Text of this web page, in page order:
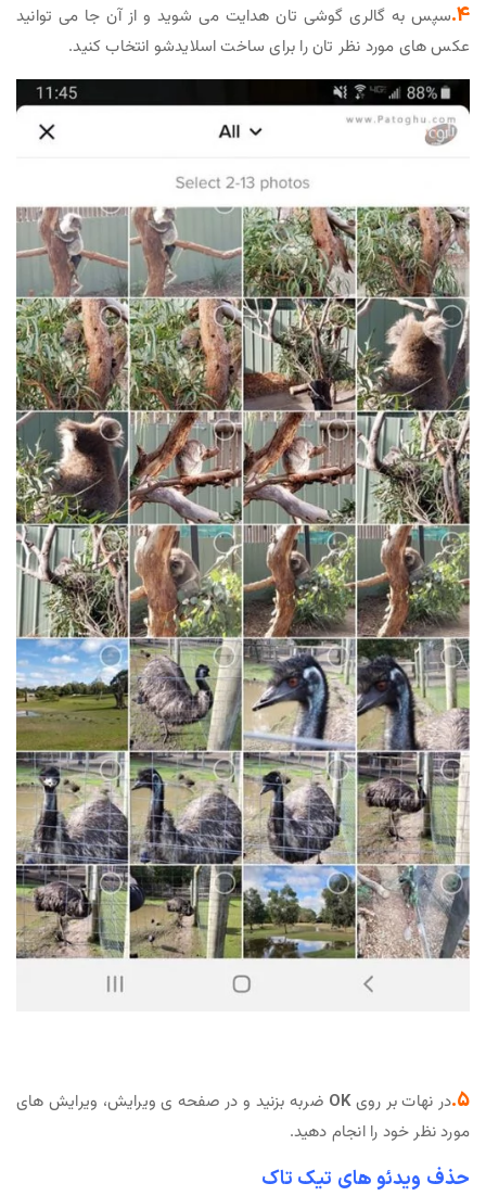
4. سپس به گالری گوشی تان هدایت می شوید و از آن جا می توانید
عکس های مورد نظر تان را برای ساخت اسلایدشو انتخاب کنید.
5. در نهات بر رویOK ضربه بزنید و در صفحه ی ویرایش، ویرایش های
مورد نظر خود را انجام دهید.
حذف ویدئو های تیک تاک